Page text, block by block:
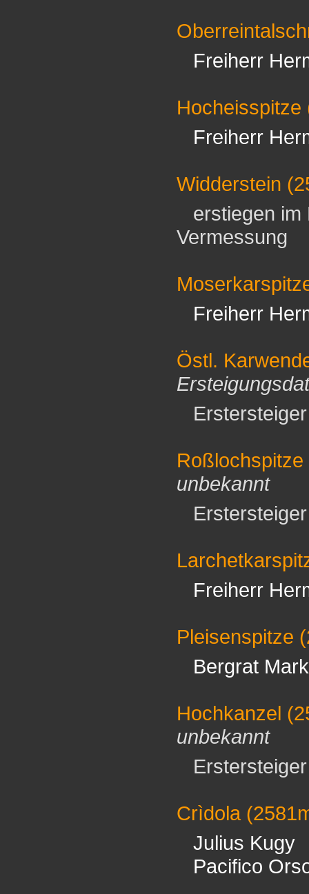
Freiherr
Hocheisspitze
Freiherr
Widderstein
erstiegen im
Vermessung
Freiherr
Östl.
Roßlochspitze
unbekannt
Freiherr
Pleisenspitze
Bergrat
Hochkanzel
unbekannt
Crìdola
Julius Kugy
Pacifico